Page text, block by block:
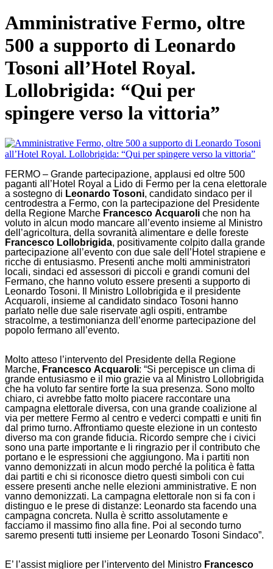
Amministrative Fermo, oltre
500 a supporto di Leonardo
Tosoni all’Hotel Royal.
Lollobrigida: “Qui per
spingere verso la vittoria”
FERMO – Grande partecipazione, applausi ed oltre 500
paganti all’Hotel Royal a Lido di Fermo per la cena elettorale
a sostegno di Leonardo Tosoni, candidato sindaco per il
centrodestra a Fermo, con la partecipazione del Presidente
della Regione Marche Francesco Acquaroli che non ha
voluto in alcun modo mancare all’evento insieme al Ministro
dell’agricoltura, della sovranità alimentare e delle foreste
Francesco Lollobrigida, positivamente colpito dalla grande
partecipazione all’evento con due sale dell’Hotel strapiene e
ricche di entusiasmo. Presenti anche molti amministratori
locali, sindaci ed assessori di piccoli e grandi comuni del
Fermano, che hanno voluto essere presenti a supporto di
Leonardo Tosoni. Il Ministro Lollobrigida e il presidente
Acquaroli, insieme al candidato sindaco Tosoni hanno
parlato nelle due sale riservate agli ospiti, entrambe
stracolme, a testimonianza dell’enorme partecipazione del
popolo fermano all’evento.
Molto atteso l’intervento del Presidente della Regione
Marche, Francesco Acquaroli: “Si percepisce un clima di
grande entusiasmo e il mio grazie va al Ministro Lollobrigida
che ha voluto far sentire forte la sua presenza. Sono molto
chiaro, ci avrebbe fatto molto piacere raccontare una
campagna elettorale diversa, con una grande coalizione al
via per mettere Fermo al centro e vederci compatti e uniti fin
dal primo turno. Affrontiamo queste elezione in un contesto
diverso ma con grande fiducia. Ricordo sempre che i civici
sono una parte importante e li ringrazio per il contributo che
portano e le espressioni che aggiungono. Ma i partiti non
vanno demonizzati in alcun modo perché la politica è fatta
dai partiti e chi si riconosce dietro questi simboli con cui
essere presenti anche nelle elezioni amministrative. E non
vanno demonizzati. La campagna elettorale non si fa con i
distinguo e le prese di distanze: Leonardo sta facendo una
campagna concreta. Nulla è scritto assolutamente e
facciamo il massimo fino alla fine. Poi al secondo turno
saremo presenti tutti insieme per Leonardo Tosoni Sindaco”.
E’ l’assist migliore per l’intervento del Ministro Francesco